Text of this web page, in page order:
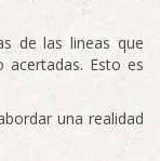
de las lineas que
acertadas. Esto es
una realidad